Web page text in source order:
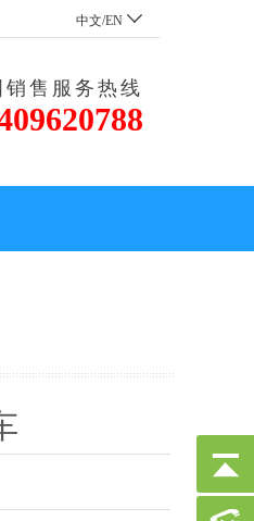
中文/EN
售服务热线